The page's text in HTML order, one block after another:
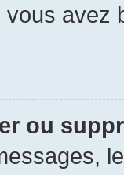
vous avez
ou